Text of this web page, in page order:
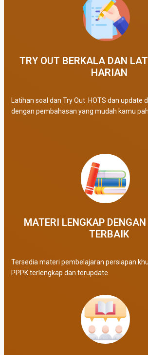
TRY OUT BERKALA DAN
HARIAN
Latihan soal dan Try Out HOTS dan update
dengan pembahasan yang mudah kamu
MATERI LENGKAP
TERBAIK​
Tersedia materi pembelajaran persiapan
PPPK terlengkap dan terupdate.